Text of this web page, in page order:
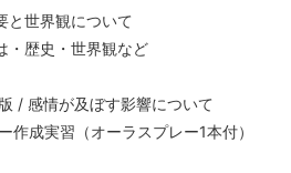
と世界観について
歴史・世界観など
/ 感情が及ぼす影響について
成実習（オーラスプレー1本付）